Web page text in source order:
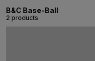
B&C Base-Ball
2 products